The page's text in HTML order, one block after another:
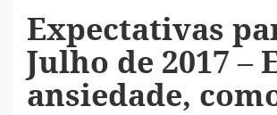
Expectativas
Julho de 2017 –
ansiedade,